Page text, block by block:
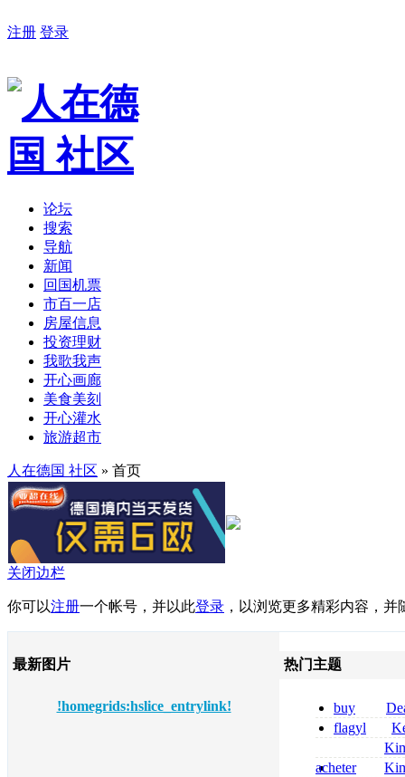
注册 登录
论坛
搜索
导航
新闻
回国机票
市百一店
房屋信息
投资理财
我歌我声
开心画廊
美食美刻
开心灌水
旅游超市
人在德国 社区 » 首页
关闭边栏
你可以注册一个帐号，并以此登录 ，以浏览更多精彩内容，
最新图片
!homegrids:hslice_entrylink!
热门主题
buy
pregabalin
pregabalin
flagyl
online
bestellen
nolvadex
acheter